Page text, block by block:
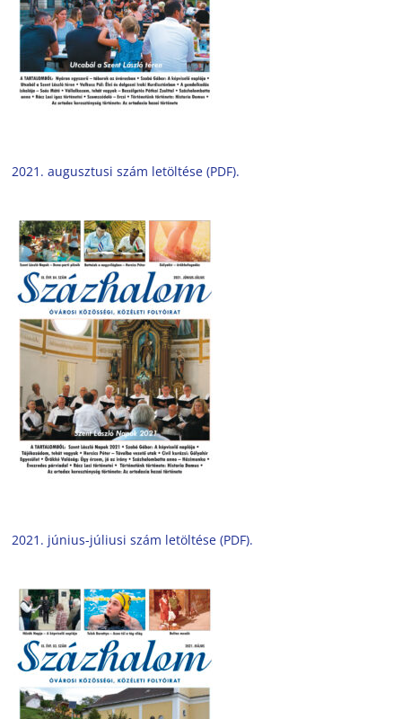
2021. augusztusi szám letöltése (PDF).
2021. június-júliusi szám letöltése (PDF).